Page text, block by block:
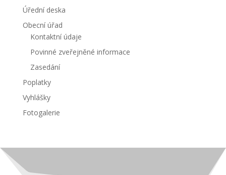
Úřední deska
Obecní úřad
Kontaktní údaje
Povinné zveřejněné informace
Zasedání
Poplatky
Vyhlášky
Fotogalerie